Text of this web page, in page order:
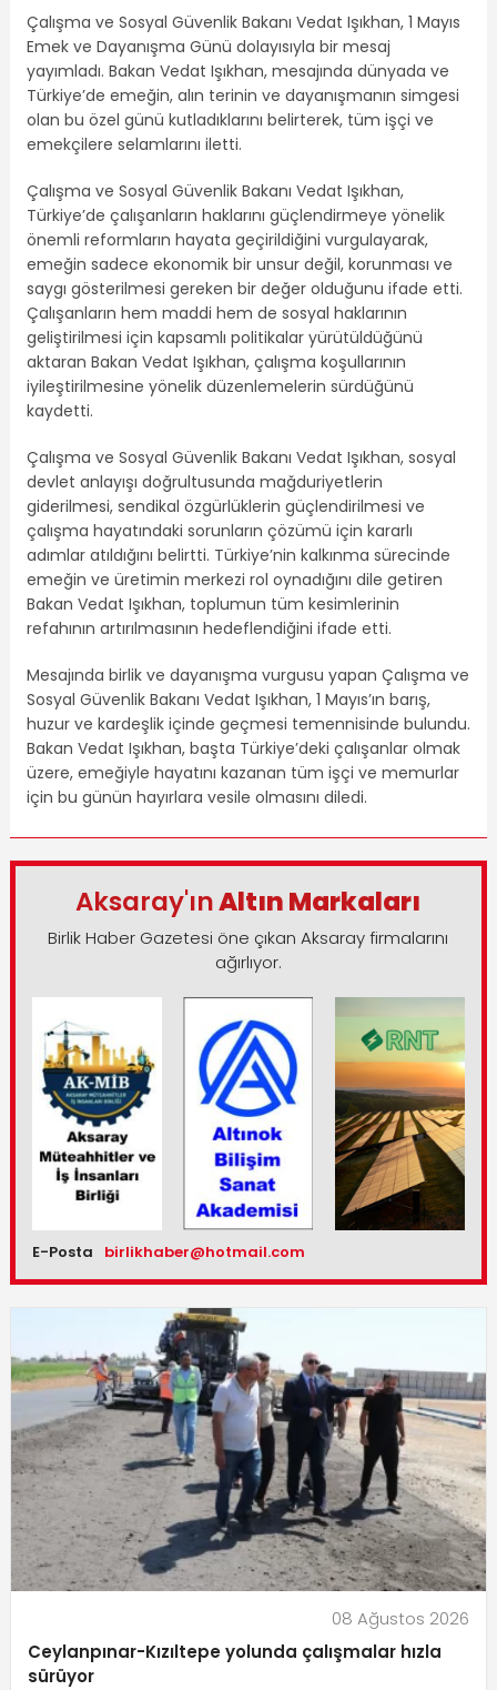
Çalışma ve Sosyal Güvenlik Bakanı Vedat Işıkhan, 1 Mayıs
Emek ve Dayanışma Günü dolayısıyla bir mesaj
yayımladı. Bakan Vedat Işıkhan, mesajında dünyada ve
Türkiye’de emeğin, alın terinin ve dayanışmanın simgesi
olan bu özel günü kutladıklarını belirterek, tüm işçi ve
emekçilere selamlarını iletti.
Çalışma ve Sosyal Güvenlik Bakanı Vedat Işıkhan,
Türkiye’de çalışanların haklarını güçlendirmeye yönelik
önemli reformların hayata geçirildiğini vurgulayarak,
emeğin sadece ekonomik bir unsur değil, korunması ve
saygı gösterilmesi gereken bir değer olduğunu ifade etti.
Çalışanların hem maddi hem de sosyal haklarının
geliştirilmesi için kapsamlı politikalar yürütüldüğünü
aktaran Bakan Vedat Işıkhan, çalışma koşullarının
iyileştirilmesine yönelik düzenlemelerin sürdüğünü
kaydetti.
Çalışma ve Sosyal Güvenlik Bakanı Vedat Işıkhan, sosyal
devlet anlayışı doğrultusunda mağduriyetlerin
giderilmesi, sendikal özgürlüklerin güçlendirilmesi ve
çalışma hayatındaki sorunların çözümü için kararlı
adımlar atıldığını belirtti. Türkiye’nin kalkınma sürecinde
emeğin ve üretimin merkezi rol oynadığını dile getiren
Bakan Vedat Işıkhan, toplumun tüm kesimlerinin
refahının artırılmasının hedeflendiğini ifade etti.
Mesajında birlik ve dayanışma vurgusu yapan Çalışma ve
Sosyal Güvenlik Bakanı Vedat Işıkhan, 1 Mayıs’ın barış,
huzur ve kardeşlik içinde geçmesi temennisinde bulundu.
Bakan Vedat Işıkhan, başta Türkiye’deki çalışanlar olmak
üzere, emeğiyle hayatını kazanan tüm işçi ve memurlar
için bu günün hayırlara vesile olmasını diledi.
Aksaray'ınAltın Markaları
Birlik Haber Gazetesi öne çıkan Aksaray firmalarını
ağırlıyor.
E-Posta birlikhaber@hotmail.com
08 Ağustos 2026
Ceylanpınar-Kızıltepe yolunda çalışmalar hızla
sürüyor